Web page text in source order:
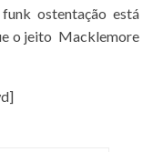
ostentação está
o jeito Macklemore